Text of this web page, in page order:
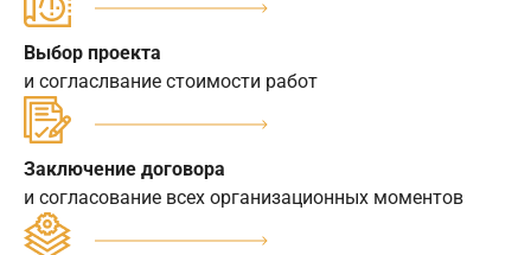
Выбор проекта
и согласлвание стоимости работ
Заключение договора
и согласование всех организационных моментов